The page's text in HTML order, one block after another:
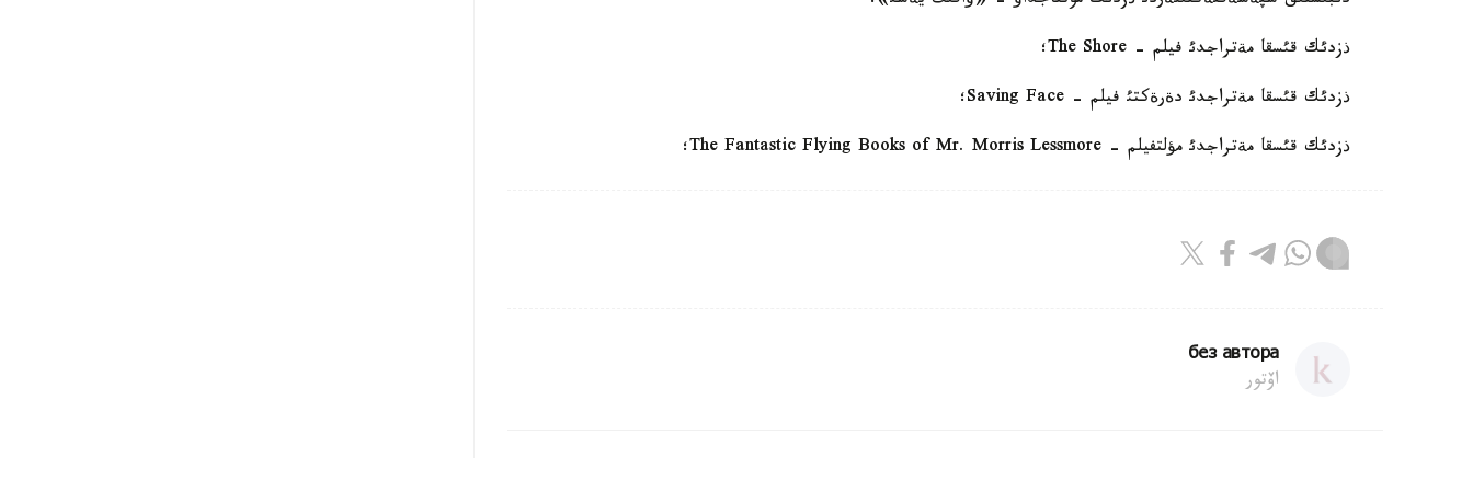
ذزدئك قئسقا مةتراجدئ فيلم - The Shore؛
ذزدئك قئسقا مةتراجدئ دةرةكتئ فيلم - Saving Face؛
ذزدئك قئسقا مةتراجدئ مؤلتفيلم - The Fantastic Flying Books of Mr. Morris Lessmore؛
без автора
اۆتور